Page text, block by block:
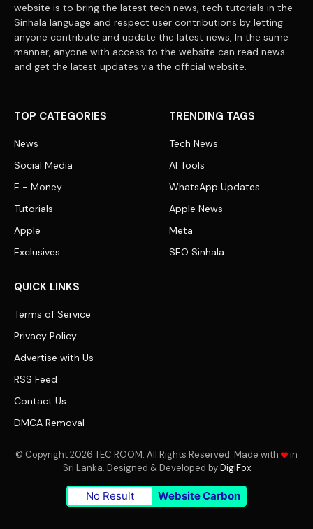
website is to bring the latest tech news, tech tutorials in the
Sinhala language and respect user contributions by letting
anyone contribute and update the latest news, In the same
manner, anyone with access to the website can read news
and get the latest updates via the official website.
TOP CATEGORIES
News
Social Media
E - Money
Tutorials
Apple
Exclusives
TRENDING TAGS
Tech News
AI Tools
WhatsApp Updates
Apple News
Meta
SEO Sinhala
QUICK LINKS
Terms of Service
Privacy Policy
Advertise with Us
RSS Feed
Contact Us
DMCA Removal
© Copyright 2026 TEC ROOM. All Rights Reserved. Made with
in
Sri Lanka. Designed & Developed byDigiFox
No Result Website Carbon